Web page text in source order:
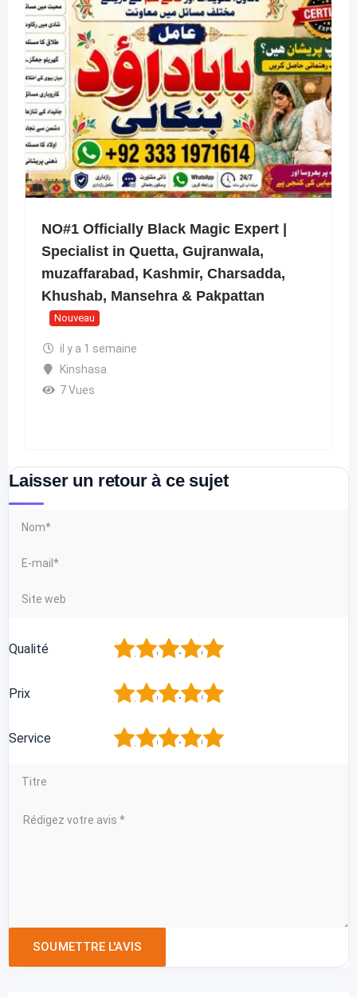
NO#1 Officially Black Magic Expert |
Specialist in Quetta, Gujranwala,
muzaffarabad, Kashmir, Charsadda,
Khushab, Mansehra & Pakpattan
Nouveau
il y a 1 semaine
Kinshasa
7 Vues
Laisser un retour à ce sujet
Qualité 5
4
3
2
Prix 5
4
3
2
Service 5
4
3
2